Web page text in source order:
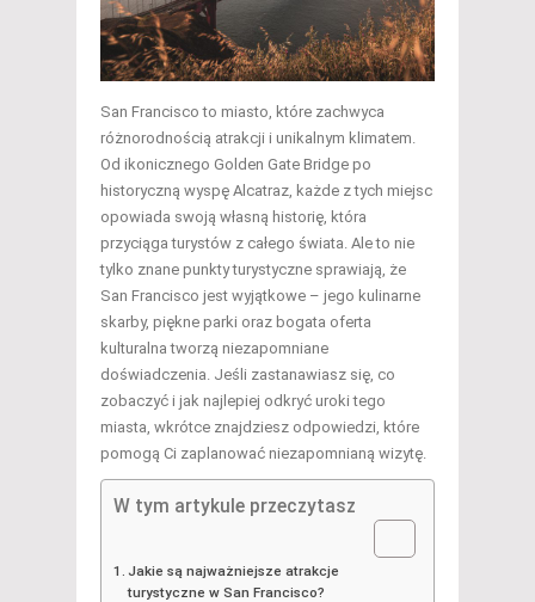
San Francisco to miasto, które zachwyca
różnorodnością atrakcji i unikalnym klimatem.
Od ikonicznego Golden Gate Bridge po
historyczną wyspę Alcatraz, każde z tych miejsc
opowiada swoją własną historię, która
przyciąga turystów z całego świata. Ale to nie
tylko znane punkty turystyczne sprawiają, że
San Francisco jest wyjątkowe – jego kulinarne
skarby, piękne parki oraz bogata oferta
kulturalna tworzą niezapomniane
doświadczenia. Jeśli zastanawiasz się, co
zobaczyć i jak najlepiej odkryć uroki tego
miasta, wkrótce znajdziesz odpowiedzi, które
pomogą Ci zaplanować niezapomnianą wizytę.
W tym artykule przeczytasz
Jakie są najważniejsze atrakcje
turystyczne w San Francisco?